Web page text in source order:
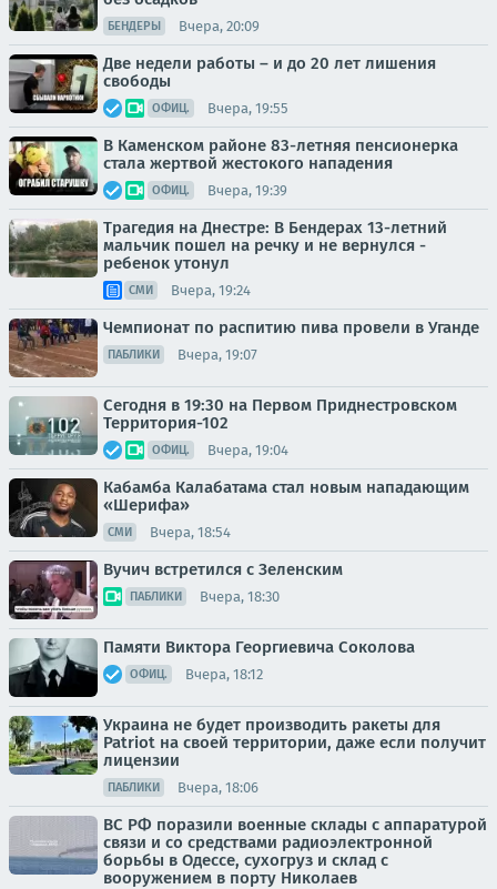
БЕНДЕРЫ Вчера, 20:09
Две недели работы – и до 20 лет лишения
свободы
ОФИЦ. Вчера, 19:55
В Каменском районе 83-летняя пенсионерка
стала жертвой жестокого нападения
ОФИЦ. Вчера, 19:39
Трагедия на Днестре: В Бендерах 13-летний
мальчик пошел на речку и не вернулся -
ребенок утонул
СМИ Вчера, 19:24
Чемпионат по распитию пива провели в Уганде
ПАБЛИКИ Вчера, 19:07
Сегодня в 19:30 на Первом Приднестровском
Территория-102
ОФИЦ. Вчера, 19:04
Кабамба Калабатама стал новым нападающим
«Шерифа»
СМИ Вчера, 18:54
Вучич встретился с Зеленским
ПАБЛИКИ Вчера, 18:30
Памяти Виктора Георгиевича Соколова
ОФИЦ. Вчера, 18:12
Украина не будет производить ракеты для
Patriot на своей территории, даже если получит
лицензии
ПАБЛИКИ Вчера, 18:06
ВС РФ поразили военные склады с аппаратурой
связи и со средствами радиоэлектронной
борьбы в Одессе, сухогруз и склад с
вооружением в порту Николаев